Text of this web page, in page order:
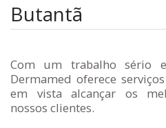
Butantã
Com um trabalho sério
Dermamed oferece
em vista alcançar os
nossos clientes.